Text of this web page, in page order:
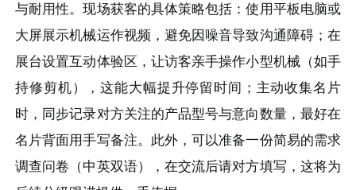
与耐用性。现场获客的具体策略包括：使用平板电脑或
大屏展示机械运作视频，避免因噪音导致沟通障碍；在
展台设置互动体验区，让访客亲手操作小型机械（如手
持修剪机），这能大幅提升停留时间；主动收集名片
时，同步记录对方关注的产品型号与意向数量，最好在
名片背面用手写备注。此外，可以准备一份简易的需求
调查问卷（中英双语），在交流后请对方填写，这将为